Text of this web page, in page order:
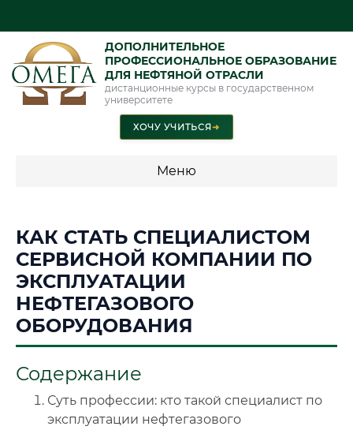
ДОПОЛНИТЕЛЬНОЕ
ПРОФЕССИОНАЛЬНОЕ ОБРАЗОВАНИЕ
ДЛЯ НЕФТЯНОЙ ОТРАСЛИ
дистанционные курсы в государственном
университете
ХОЧУ УЧИТЬСЯ➜
Меню
Стоимость по программам обучения "Нефтяная отрасль"
📜 Документы и аккредитация
🔍Нажмите на документ для увеличения и просмотра
КАК СТАТЬ СПЕЦИАЛИСТОМ
СЕРВИСНОЙ КОМПАНИИ ПО
ЭКСПЛУАТАЦИИ
НЕФТЕГАЗОВОГО
ОБОРУДОВАНИЯ
Содержание
Суть профессии: кто такой специалист по
эксплуатации нефтегазового